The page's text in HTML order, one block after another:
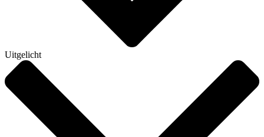
Uitgelicht